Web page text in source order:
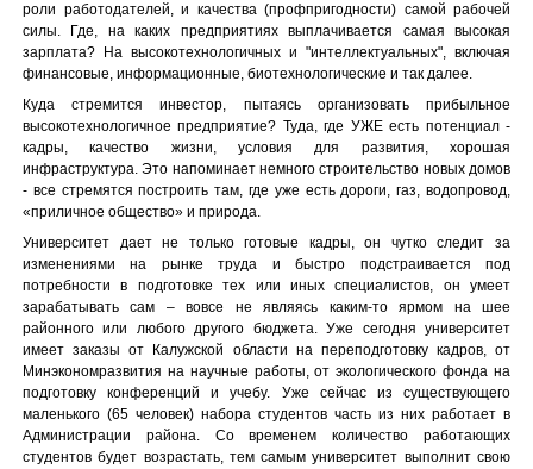
роли работодателей, и качества (профпригодности) самой рабочей
силы. Где, на каких предприятиях выплачивается самая высокая
зарплата? На высокотехнологичных и "интеллектуальных", включая
финансовые, информационные, биотехнологические и так далее.
Куда стремится инвестор, пытаясь организовать прибыльное
высокотехнологичное предприятие? Туда, где УЖЕ есть потенциал -
кадры, качество жизни, условия для развития, хорошая
инфраструктура. Это напоминает немного строительство новых домов
- все стремятся построить там, где уже есть дороги, газ, водопровод,
«приличное общество» и природа.
Университет дает не только готовые кадры, он чутко следит за
изменениями на рынке труда и быстро подстраивается под
потребности в подготовке тех или иных специалистов, он умеет
зарабатывать сам – вовсе не являясь каким-то ярмом на шее
районного или любого другого бюджета. Уже сегодня университет
имеет заказы от Калужской области на переподготовку кадров, от
Минэкономразвития на научные работы, от экологического фонда на
подготовку конференций и учебу. Уже сейчас из существующего
маленького (65 человек) набора студентов часть из них работает в
Администрации района. Со временем количество работающих
студентов будет возрастать, тем самым университет выполнит свою